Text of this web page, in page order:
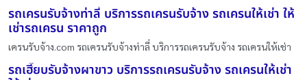
รถเครนรับจ้างท่าลี่ บริการรถเครนรับจ้าง รถเครนให้เช่า ให้
เช่ารถเครน ราคาถูก
เครนรับจ้าง.com รถเครนรับจ้างท่าลี่ บริการรถเครนรับจ้าง รถเครนให้เช่า
รถเฮี๊ยบรับจ้างผาขาว บริการรถเครนรับจ้าง รถเครนให้เช่า